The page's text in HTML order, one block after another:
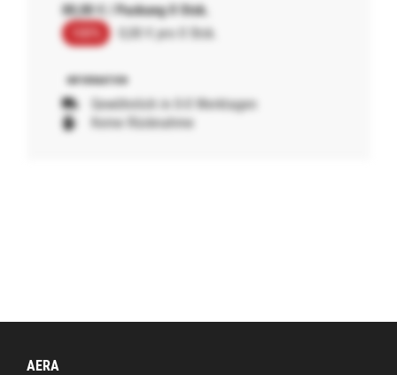
00,00 € / Packung 0 Stck.
0,00 € pro 0 Stck.
Gewöhnlich in 0-0 Werktagen
Keine Rücknahme
AERA